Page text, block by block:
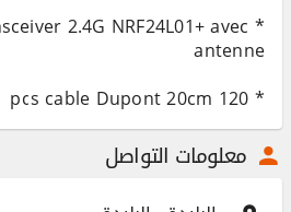
2.4G NRF24L01+ avec
antenne
* 120 pcs cable Dupont 20cm
معلومات التواصل